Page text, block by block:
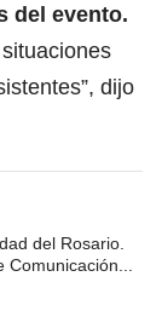
del evento.
dijo
del Rosario.
Comunicación